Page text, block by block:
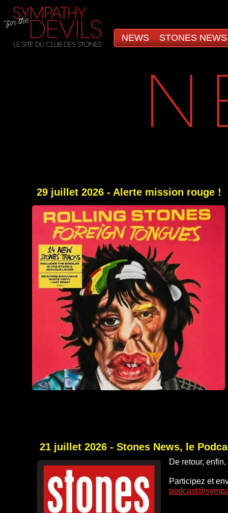
NEWS STONES NEWS
21 juillet 2026 - Stones News, le
De retour,
Participez et
29 juillet 2026 - Alerte mission rouge !